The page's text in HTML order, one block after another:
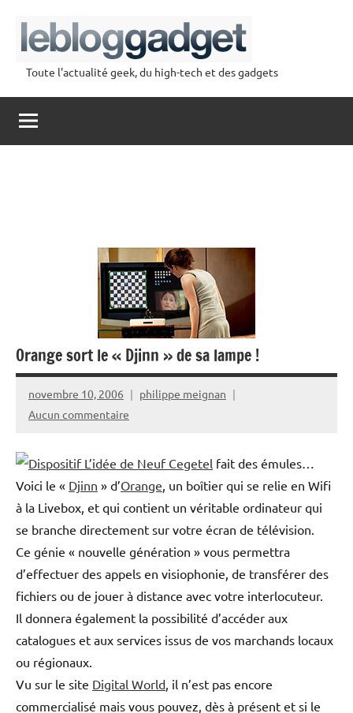
contenu
lebloggadget
Toute l'actualité geek, du high-tech et des gadgets
Orange sort le « Djinn » de sa lampe !
novembre 10, 2006
philippe meignan
Aucun commentaire
L’idée de Neuf Cegetel fait des émules…
Voici le « Djinn » d’Orange , un boîtier qui se relie en Wifi
à la Livebox, et qui contient un véritable ordinateur qui
se branche directement sur votre écran de télévision.
Ce génie « nouvelle génération » vous permettra
d’effectuer des appels en visiophonie, de transférer des
fichiers ou de jouer à distance avec votre interlocuteur.
Il donnera également la possibilité d’accéder aux
catalogues et aux services issus de vos marchands locaux
ou régionaux.
Vu sur le site Digital World , il n’est pas encore
commercialisé mais vous pouvez, dès à présent et si le